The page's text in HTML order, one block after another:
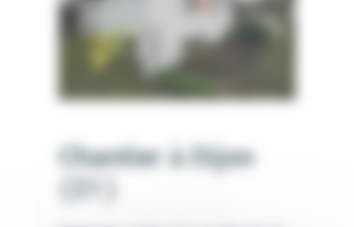
Chantier à Dijon
(21)